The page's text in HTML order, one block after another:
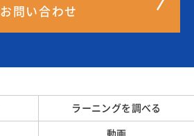
お問い合わせ
ラーニングを調べる